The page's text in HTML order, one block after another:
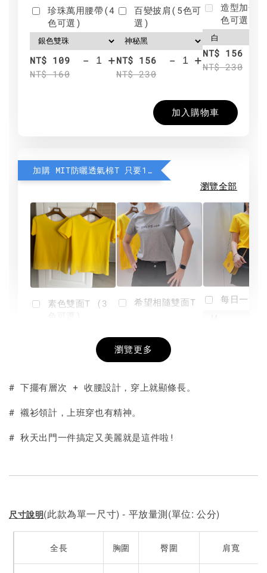
珍珠萬用腰帶(4
色可選)
NT$ 109
NT$ 160
- +
百變披肩(5色可
選)
NT$ 156
NT$ 230
- +
造型加分
色可選)
NT$ 156
NT$ 230
加入購物車
加購 MIT防曬透氣棉T 只要190元
瀏覽全部
素色雙面T (3
+
希望相隨雙面T
NT$ 190
-
每日一笑
瀏覽更多
# 下擺有層次 + 收腰設計，穿上就顯條長。
# 襯衫領計，上班穿也有精神。
# 秋天出門一件搞定又美麗就是這件啦!
尺寸說明(此款為單一尺寸) - 平放量測(單位: 公分)
全長 胸圍 臀圍 肩寬